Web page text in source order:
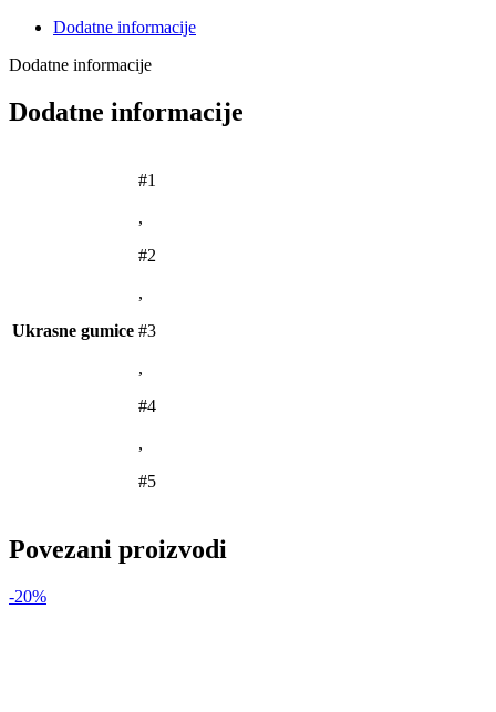
Dodatne informacije
Dodatne informacije
Dodatne informacije
Ukrasne gumice
#1
,
#2
,
#3
,
#4
,
#5
Povezani proizvodi
-20%